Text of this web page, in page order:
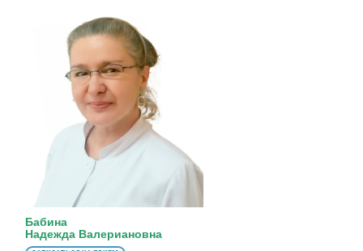
Бабина
Надежда Валериановна